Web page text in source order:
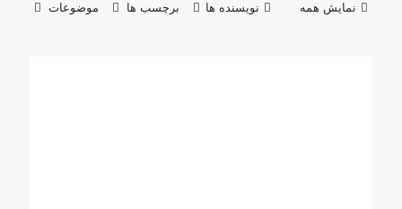
موضوعات برچسب ها نویسنده ها نمایش همه